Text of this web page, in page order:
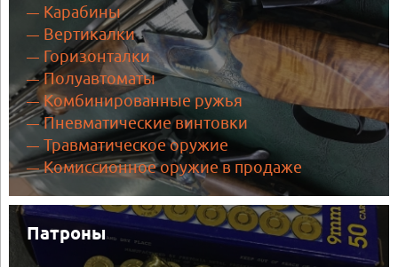
Карабины
Вертикалки
Горизонталки
Полуавтоматы
Комбинированные ружья
Пневматические винтовки
Травматическое оружие
Комиссионное оружие в продаже
Патроны